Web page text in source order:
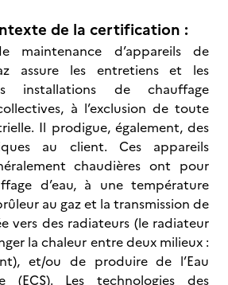
de la certification :
maintenance d’appareils de
assure les entretiens et les
installations de chauffage
à l’exclusion de toute
Il prodigue, également, des
au client. Ces appareils
chaudières ont pour
d’eau, à une température
au gaz et la transmission de
vers des radiateurs (le radiateur
la chaleur entre deux milieux :
et/ou de produire de l’Eau
(ECS). Les technologies des